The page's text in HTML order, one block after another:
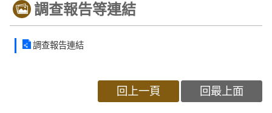
調查報告等連結
調查報告連結
回上一頁 回最上面